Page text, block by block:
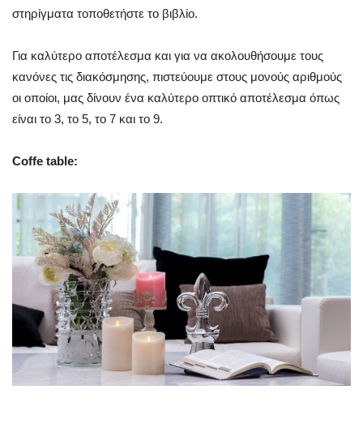
στηρίγματα τοποθετήστε το βιβλίο.
Για καλύτερο αποτέλεσμα και για να ακολουθήσουμε τους
κανόνες τις διακόσμησης, πιστεύουμε στους μονούς αριθμούς
οι οποίοι, μας δίνουν ένα καλύτερο οπτικό αποτέλεσμα όπως
είναι το 3, το 5, το 7 και το 9.
Coffe table: